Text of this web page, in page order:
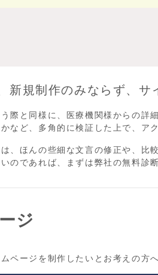
新規制作のみならず、サ
際と同様に、医療機関様からの詳
など、多角的に検証した上で、ア
、ほんの些細な文言の修正や、比
のであれば、まずは弊社の無料診
ジ
ページを制作したいとお考えの方